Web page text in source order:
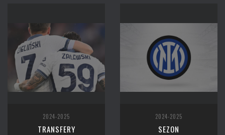
2024-2025
TRANSFERY
2024-2025
SEZON